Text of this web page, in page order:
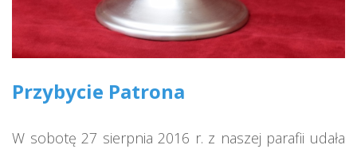
Przybycie Patrona
W sobotę 27 sierpnia 2016 r. z naszej parafii udała